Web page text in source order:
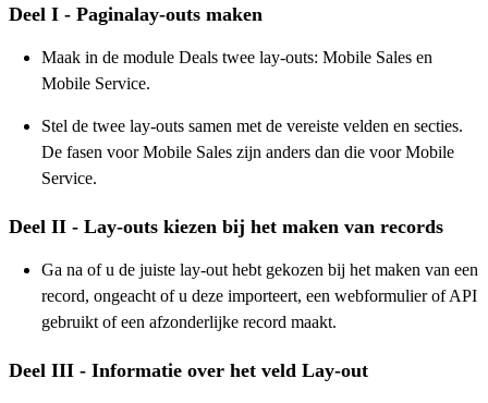
Deel I - Paginalay-outs maken
Maak in de module Deals twee lay-outs: Mobile Sales en
Mobile Service.
Stel de twee lay-outs samen met de vereiste velden en secties.
De fasen voor Mobile Sales zijn anders dan die voor Mobile
Service.
Deel II - Lay-outs kiezen bij het maken van records
Ga na of u de juiste lay-out hebt gekozen bij het maken van een
record, ongeacht of u deze importeert, een webformulier of API
gebruikt of een afzonderlijke record maakt.
Deel III - Informatie over het veld Lay-out